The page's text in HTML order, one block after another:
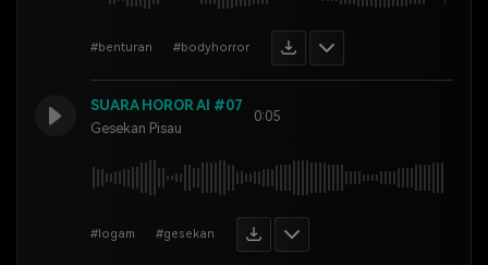
#benturan #bodyhorror
SUARA HOROR AI #07
Gesekan Pisau
0:05
#logam #gesekan